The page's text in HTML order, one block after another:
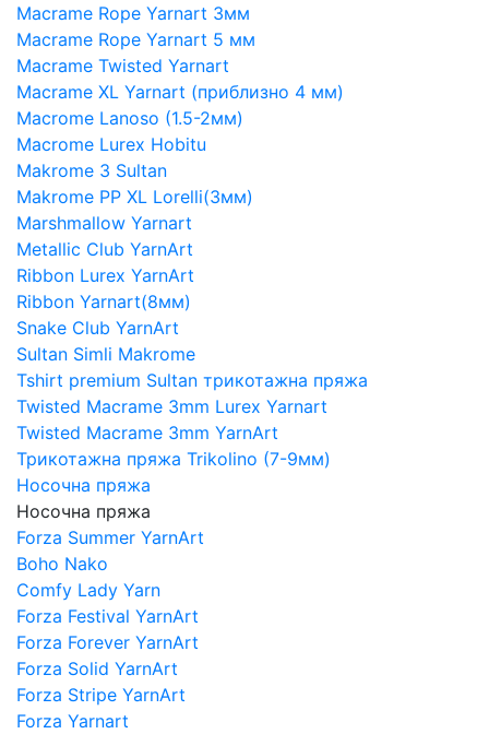
Macrame Rope Yarnart 3мм
Macrame Rope Yarnart 5 мм
Macrame Twisted Yarnart
Macrame XL Yarnart (приблизно 4 мм)
Macrome Lanoso (1.5-2мм)
Macrome Lurex Hobitu
Makrome 3 Sultan
Makrome PP XL Lorelli(3мм)
Marshmallow Yarnart
Metallic Club YarnArt
Ribbon Lurex YarnArt
Ribbon Yarnart(8мм)
Snake Club YarnArt
Sultan Simli Makrome
Tshirt premium Sultan трикотажна пряжа
Twisted Macrame 3mm Lurex Yarnart
Twisted Macrame 3mm YarnArt
Трикотажна пряжа Trikolino (7-9мм)
Носочна пряжа
Носочна пряжа
Forza Summer YarnArt
Boho Nako
Comfy Lady Yarn
Forza Festival YarnArt
Forza Forever YarnArt
Forza Solid YarnArt
Forza Stripe YarnArt
Forza Yarnart